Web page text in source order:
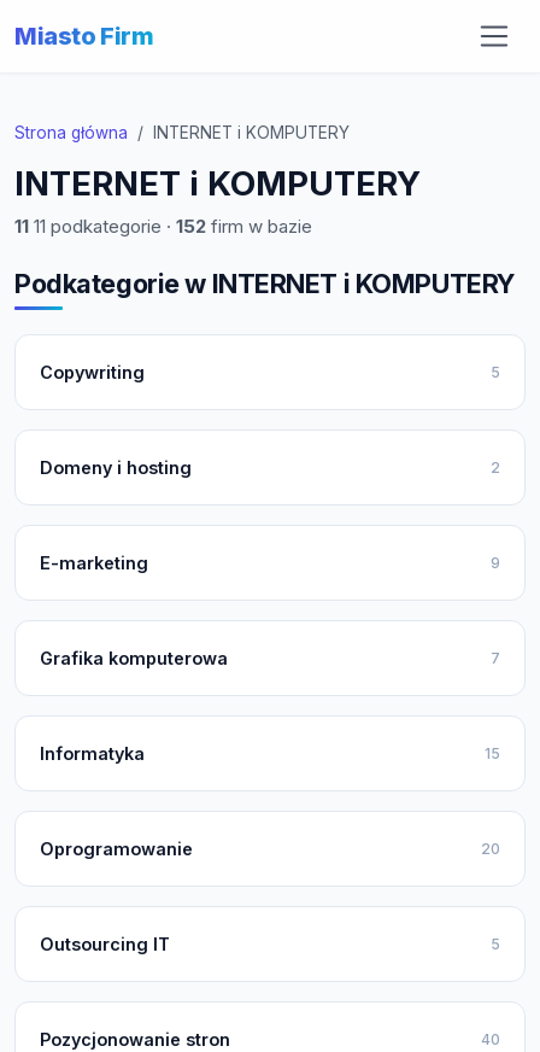
Miasto Firm
Strona główna INTERNET i KOMPUTERY
INTERNET i KOMPUTERY
11 11 podkategorie · 152 firm w bazie
Podkategorie w INTERNET i KOMPUTERY
Copywriting 5
Domeny i hosting 2
E-marketing 9
Grafika komputerowa 7
Informatyka 15
Oprogramowanie 20
Outsourcing IT 5
Pozycjonowanie stron 40